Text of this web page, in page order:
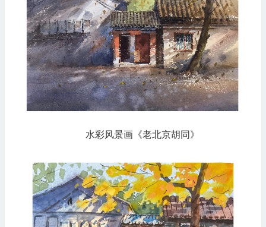
水彩风景画《老北京胡同》